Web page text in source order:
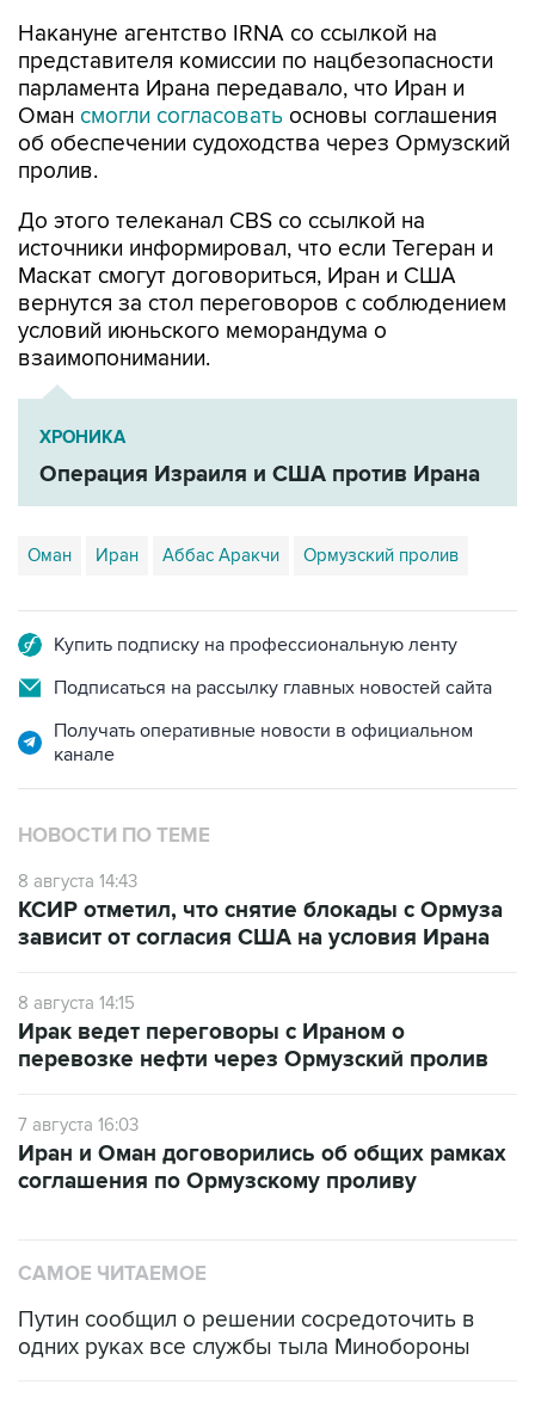
Накануне агентство IRNA со ссылкой на
представителя комиссии по нацбезопасности
парламента Ирана передавало, что Иран и
Оман смогли согласовать основы соглашения
об обеспечении судоходства через Ормузский
пролив.
До этого телеканал CBS со ссылкой на
источники информировал, что если Тегеран и
Маскат смогут договориться, Иран и США
вернутся за стол переговоров с соблюдением
условий июньского меморандума о
взаимопонимании.
ХРОНИКА
Операция Израиля и США против Ирана
Оман Иран Аббас Аракчи Ормузский пролив
Купить подписку на профессиональную ленту
Подписаться на рассылку главных новостей сайта
Получать оперативные новости в официальном
канале
НОВОСТИ ПО ТЕМЕ
8 августа 14:43
КСИР отметил, что снятие блокады с Ормуза
зависит от согласия США на условия Ирана
8 августа 14:15
Ирак ведет переговоры с Ираном о
перевозке нефти через Ормузский пролив
7 августа 16:03
Иран и Оман договорились об общих рамках
соглашения по Ормузскому проливу
САМОЕ ЧИТАЕМОЕ
Путин сообщил о решении сосредоточить в
одних руках все службы тыла Минобороны